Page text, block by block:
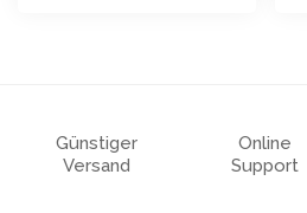
Günstiger
Versand
Online
Support